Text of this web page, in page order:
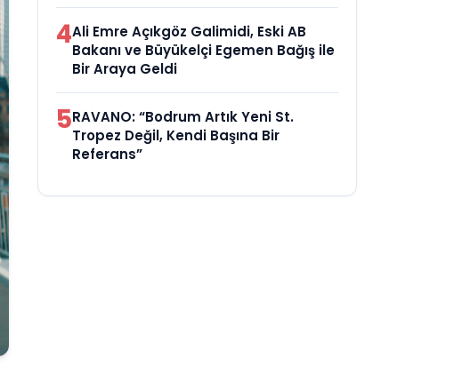
4Ali Emre Açıkgöz Galimidi, Eski AB
Bakanı ve Büyükelçi Egemen Bağış ile
Bir Araya Geldi
5RAVANO: “Bodrum Artık Yeni St.
Tropez Değil, Kendi Başına Bir
Referans”